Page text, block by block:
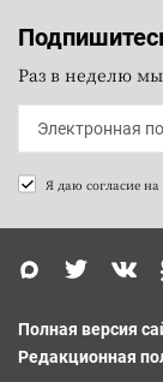
Раз в неделю
Я даю согласие на
Полная версия
Редакционная